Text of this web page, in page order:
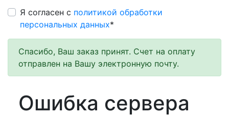
Я согласен с политикой обработки
персональных данных*
Спасибо, Ваш заказ принят. Счет на оплату
отправлен на Вашу электронную почту.
Ошибка сервера